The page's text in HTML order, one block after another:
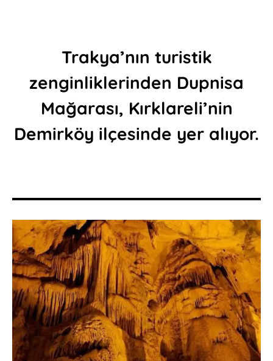
Trakya’nın turistik
zenginliklerinden Dupnisa
Mağarası, Kırklareli’nin
Demirköy ilçesinde yer alıyor.